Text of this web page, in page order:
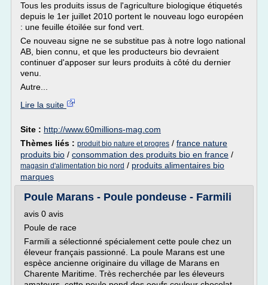
Tous les produits issus de l'agriculture biologique étiquetés
depuis le 1er juillet 2010 portent le nouveau logo européen
: une feuille étoilée sur fond vert.
Ce nouveau signe ne se substitue pas à notre logo national
AB, bien connu, et que les producteurs bio devraient
continuer d'apposer sur leurs produits à côté du dernier
venu.
Autre...
Lire la suite
Site : http://www.60millions-mag.com
Thèmes liés : produit bio nature et progres / france nature
produits bio / consommation des produits bio en france /
magasin d'alimentation bio nord / produits alimentaires bio
marques
Poule Marans - Poule pondeuse - Farmili
avis 0 avis
Poule de race
Farmili a sélectionné spécialement cette poule chez un
éleveur français passionné. La poule Marans est une
espèce ancienne originaire du village de Marans en
Charente Maritime. Très recherchée par les éleveurs